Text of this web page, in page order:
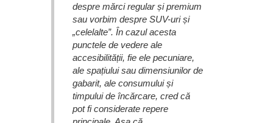
despre mărci regular și premium
sau vorbim despre SUV-uri și
„celelalte”. În cazul acesta
punctele de vedere ale
accesibilității, fie ele pecuniare,
ale spațiului sau dimensiunilor de
gabarit, ale consumului și
timpului de încărcare, cred că
pot fi considerate repere